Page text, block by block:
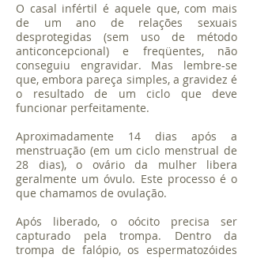
O casal infértil é aquele que, com mais
de um ano de relações sexuais
desprotegidas (sem uso de método
anticoncepcional) e freqüentes, não
conseguiu engravidar. Mas lembre-se
que, embora pareça simples, a gravidez é
o resultado de um ciclo que deve
funcionar perfeitamente.
Aproximadamente 14 dias após a
menstruação (em um ciclo menstrual de
28 dias), o ovário da mulher libera
geralmente um óvulo. Este processo é o
que chamamos de ovulação.
Após liberado, o oócito precisa ser
capturado pela trompa. Dentro da
trompa de falópio, os espermatozóides